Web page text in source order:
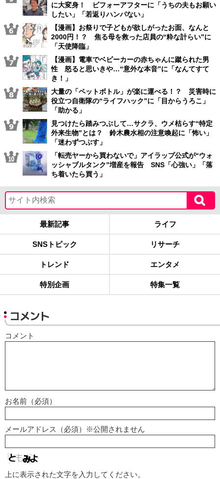
に大変身！ ビフォーアフターに「うちの夫もお願い
したい」「若返りハンパない」
【漫画】お祭りで子どもが欲しがったお面、なんと
2000円！？ 焦る母を救った店員の“粋な計らい”に
「天使降臨」
【漫画】電車でベビーカーの赤ちゃんに蹴られた男
性 怒ると思いきや…“意外な本音”に「なんてすて
き！」
大量の「ペットボトル」が楽に運べる！？ 災害時に
役立つ自衛隊の“ライフハック”に「目からうろこ」
「助かる」
見つけたら踏みつぶして…サクラ、ウメ枯らす“特定
外来生物”とは？ 鈴木農水相の注意喚起に「怖い」
「迷わずつぶす」
「転売ヤーから買わないで」アイラップ公式が“ウォ
ッシャブルタンク”増産を報告 SNS「心強い」「落
ち着いたら買う」
最新記事 ライフ
SNSトピック リサーチ
トレンド エンタメ
特別企画 特集一覧
コメント
コメント
お名前（必須）
メールアドレス（必須）※公開されません
上に表示された文字を入力してください。